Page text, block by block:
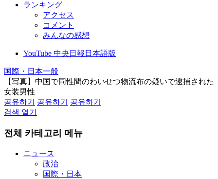
ランキング
アクセス
コメント
みんなの感想
YouTube 中央日報日本語版
国際・日本一般
【写真】中国で同性間のわいせつ物流布の疑いで逮捕された
女装男性
공유하기
공유하기
공유하기
검색 열기
전체 카테고리 메뉴
ニュース
政治
国際・日本